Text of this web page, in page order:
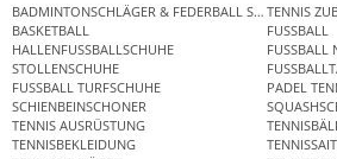
BADMINTONSCHLÄGER & FEDERBALL SETSTENNIS
BASKETBALL
FUSSBALL
HALLENFUSSBALLSCHUHE
FUSSBALL
STOLLENSCHUHE
FUSSBALL TURFSCHUHE
PADEL
SCHIENBEINSCHONER
TENNIS AUSRÜSTUNG
TENNISBEKLEIDUNG